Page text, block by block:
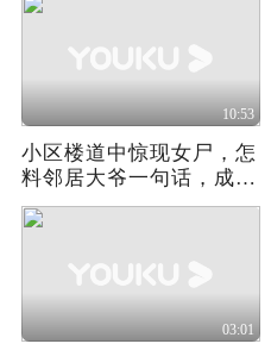
10:53
小区楼道中惊现女尸，怎
料邻居大爷一句话，成警
方破案关键！影视
03:01